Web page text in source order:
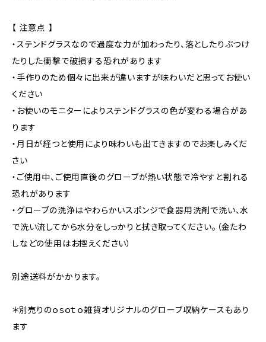
【 注意点 】
・ステンドグラスなので過度な力が加わったり、落としたりぶつけ
たりした衝撃で破損する恐れがあります
・手作りのため個々に出来が違いますが味わいだと思ってお使い
ください
・お使いのモニターによりステンドグラスの色が変わる場合があ
ります
・月日が経つと使用により味わいも出てきますのでお楽しみくだ
さい
・ご使用中、ご使用直後のグローブが熱い状態で冷やすと割れる
恐れがあります
・グローブの洗浄はやわらかいスポンジで食器用洗剤で洗い、水
で洗い流してから水分をしっかりと拭き取ってください。（金たわ
しなどの使用はお控えください）
別途送料がかかります。
＊別売りのｏｓｏｔｏ雑貨オリジナルのグローブ収納ケースもあり
ます